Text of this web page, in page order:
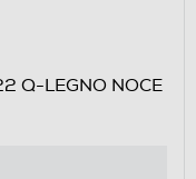
Q-LEGNO NOCE